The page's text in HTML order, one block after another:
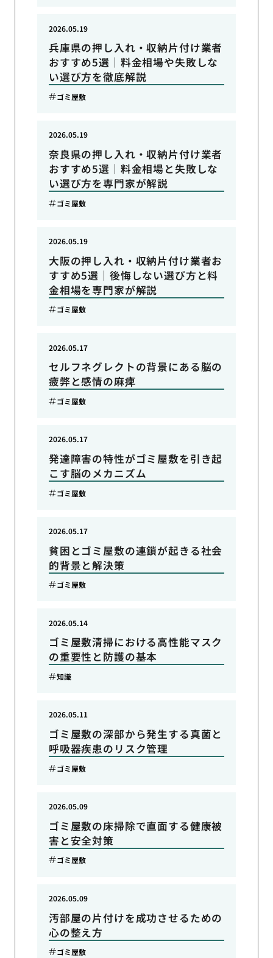
兵庫県の押し入れ・収納片付け業者
おすすめ5選｜料金相場や失敗しな
い選び方を徹底解説
2026.05.19
ゴミ屋敷
奈良県の押し入れ・収納片付け業者
おすすめ5選｜料金相場と失敗しな
い選び方を専門家が解説
2026.05.19
ゴミ屋敷
大阪の押し入れ・収納片付け業者お
すすめ5選｜後悔しない選び方と料
金相場を専門家が解説
2026.05.19
ゴミ屋敷
セルフネグレクトの背景にある脳の
疲弊と感情の麻痺
2026.05.17
ゴミ屋敷
発達障害の特性がゴミ屋敷を引き起
こす脳のメカニズム
2026.05.17
ゴミ屋敷
貧困とゴミ屋敷の連鎖が起きる社会
的背景と解決策
2026.05.17
ゴミ屋敷
ゴミ屋敷清掃における高性能マスク
の重要性と防護の基本
2026.05.14
知識
ゴミ屋敷の深部から発生する真菌と
呼吸器疾患のリスク管理
2026.05.11
ゴミ屋敷
ゴミ屋敷の床掃除で直面する健康被
害と安全対策
2026.05.09
ゴミ屋敷
汚部屋の片付けを成功させるための
心の整え方
2026.05.09
ゴミ屋敷